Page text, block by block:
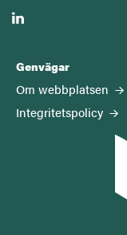
linkedin
Genvägar
Om webbplatsen
Integritetspolicy